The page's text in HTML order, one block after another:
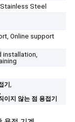
Steel
Online support
installation,
기,
,
이지 않는 점 용접기